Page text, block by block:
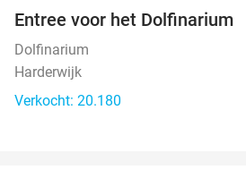
Entree voor het Dolfinarium
Dolfinarium
Harderwijk
Verkocht: 20.180